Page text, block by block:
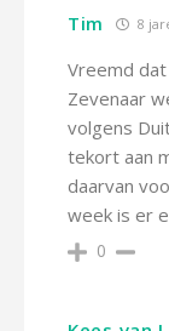
Tim 8
Vreemd
Zevenaar
volgens
tekort aan
daarvan
week is er
0